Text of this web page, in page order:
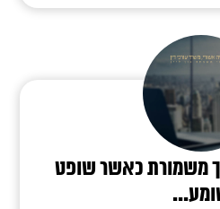
משמורת כאשר שופט